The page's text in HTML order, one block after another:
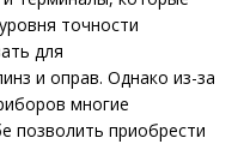
точности
для
и оправ. Однако из-за
многие
позволить приобрести